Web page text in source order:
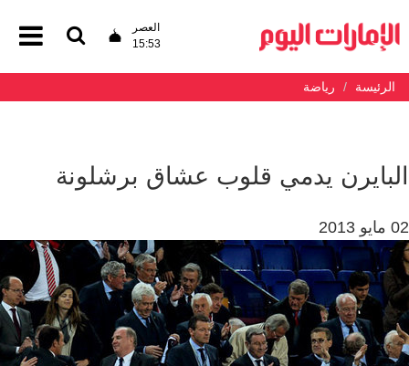
العصر
15:53
الرئيسة رياضة
البايرن يدمي قلوب عشاق برشلونة
02 مايو 2013